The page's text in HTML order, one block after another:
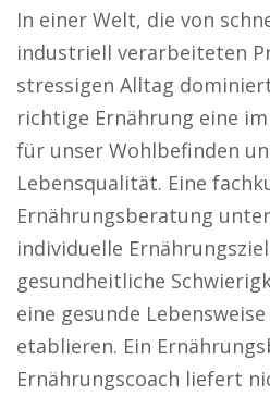
In einer Welt, die von
industriell verarbeiteten
stressigen Alltag
richtige Ernährung eine
für unser Wohlbefinden
Lebensqualität. Eine
Ernährungsberatung
individuelle
gesundheitliche
eine gesunde
etablieren. Ein
Ernährungscoach liefert